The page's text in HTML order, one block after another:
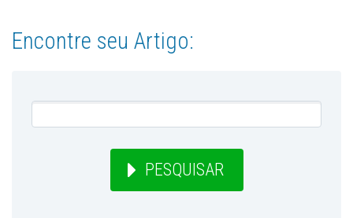
Encontre seu Artigo:
PESQUISAR